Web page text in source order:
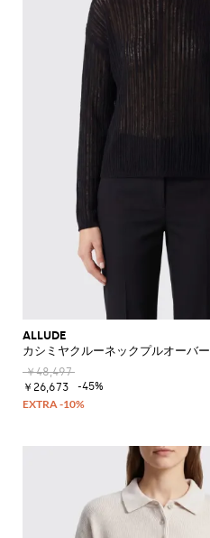
ALLUDE
カシミヤクルーネックプルオーバー
￥48,497
￥26,673
-45%